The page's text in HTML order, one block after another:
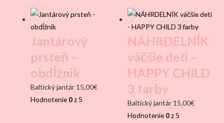
Jantárový
prsteň –
obdĺžnik
Baltický jantár 15,00€
Hodnotenie 0z 5
NÁHRDELNÍK
väčšie deti –
HAPPY CHILD
3 farby
Baltický jantár 15,00€
Hodnotenie 0z 5